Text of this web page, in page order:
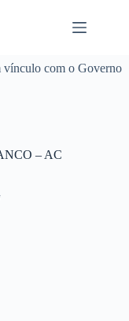
vínculo com o Governo
– AC